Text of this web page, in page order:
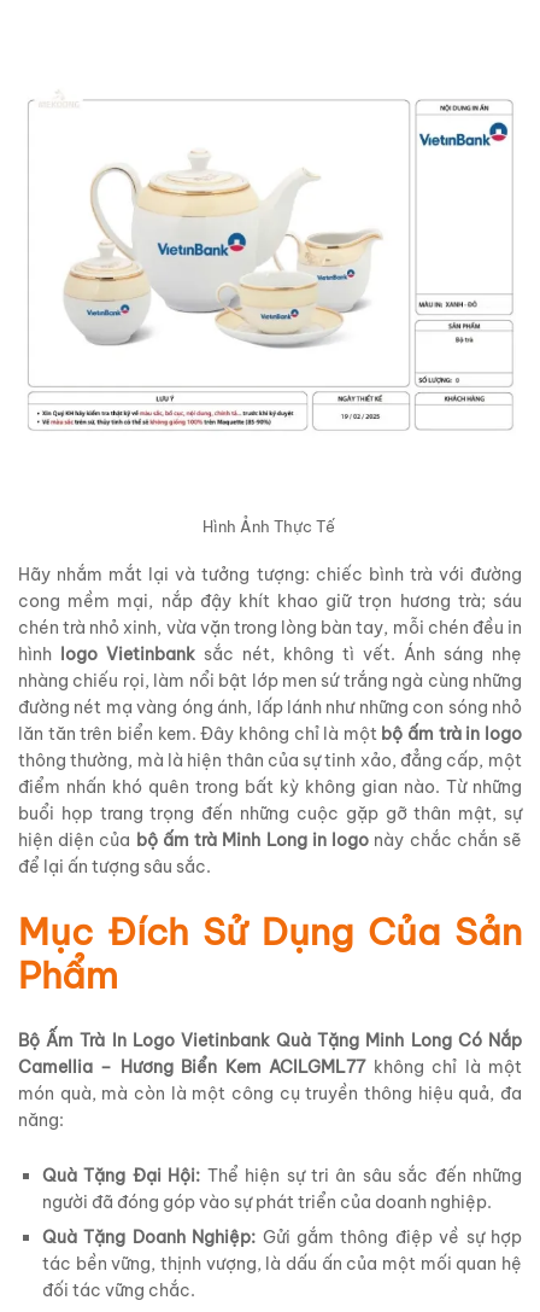
Hình Ảnh Thực Tế
Hãy nhắm mắt lại và tưởng tượng: chiếc bình trà với đường
cong mềm mại, nắp đậy khít khao giữ trọn hương trà; sáu
chén trà nhỏ xinh, vừa vặn trong lòng bàn tay, mỗi chén đều in
hình logo Vietinbank sắc nét, không tì vết. Ánh sáng nhẹ
nhàng chiếu rọi, làm nổi bật lớp men sứ trắng ngà cùng những
đường nét mạ vàng óng ánh, lấp lánh như những con sóng nhỏ
lăn tăn trên biển kem. Đây không chỉ là một bộ ấm trà in logo
thông thường, mà là hiện thân của sự tinh xảo, đẳng cấp, một
điểm nhấn khó quên trong bất kỳ không gian nào. Từ những
buổi họp trang trọng đến những cuộc gặp gỡ thân mật, sự
hiện diện của bộ ấm trà Minh Long in logo này chắc chắn sẽ
để lại ấn tượng sâu sắc.
Mục Đích Sử Dụng Của Sản
Phẩm
Bộ Ấm Trà In Logo Vietinbank Quà Tặng Minh Long Có Nắp
Camellia – Hương Biển Kem ACILGML77không chỉ là một
món quà, mà còn là một công cụ truyền thông hiệu quả, đa
năng:
Quà Tặng Đại Hội: Thể hiện sự tri ân sâu sắc đến những
người đã đóng góp vào sự phát triển của doanh nghiệp.
Quà Tặng Doanh Nghiệp: Gửi gắm thông điệp về sự hợp
tác bền vững, thịnh vượng, là dấu ấn của một mối quan hệ
đối tác vững chắc.